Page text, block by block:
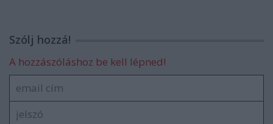
Szólj hozzá!
A hozzászóláshoz be kell lépned!